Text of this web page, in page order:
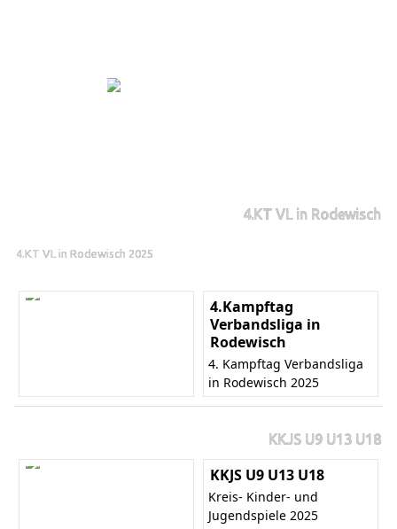
4.KT VL in Rodewisch
4.KT VL in Rodewisch 2025
4.Kampftag
Verbandsliga in
Rodewisch
4. Kampftag Verbandsliga
in Rodewisch 2025
KKJS U9 U13 U18
KKJS U9 U13 U18
Kreis- Kinder- und
Jugendspiele 2025